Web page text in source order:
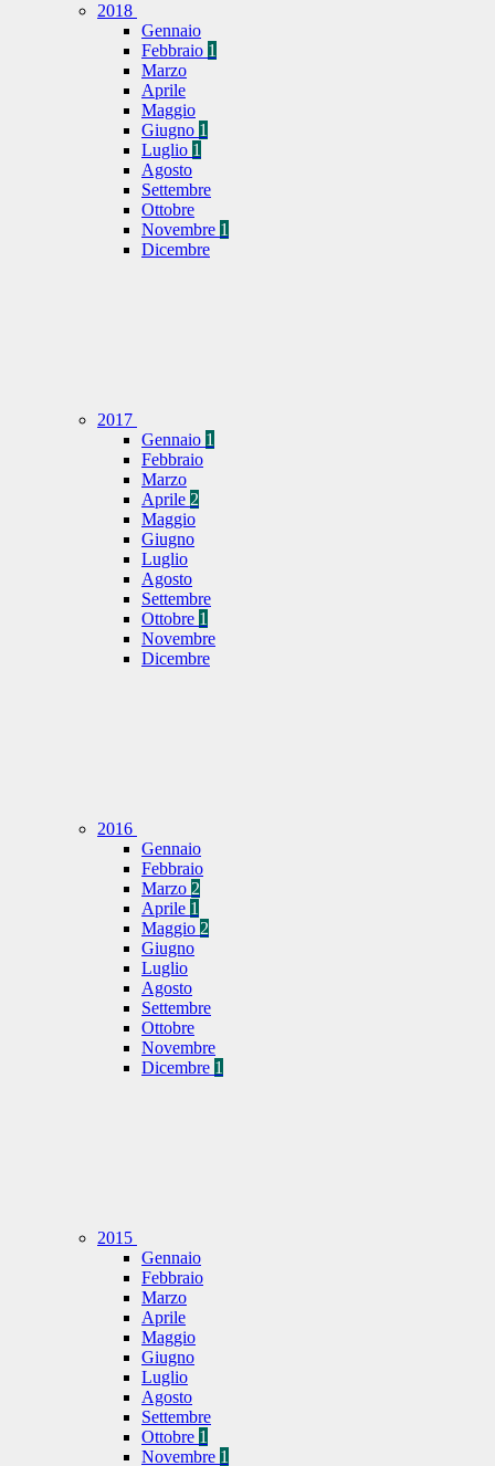
2018
Gennaio
Febbraio 1
Marzo
Aprile
Maggio
Giugno 1
Luglio 1
Agosto
Settembre
Ottobre
Novembre 1
Dicembre
2017
Gennaio 1
Febbraio
Marzo
Aprile 2
Maggio
Giugno
Luglio
Agosto
Settembre
Ottobre 1
Novembre
Dicembre
2016
Gennaio
Febbraio
Marzo 2
Aprile 1
Maggio 2
Giugno
Luglio
Agosto
Settembre
Ottobre
Novembre
Dicembre 1
2015
Gennaio
Febbraio
Marzo
Aprile
Maggio
Giugno
Luglio
Agosto
Settembre
Ottobre 1
Novembre 1